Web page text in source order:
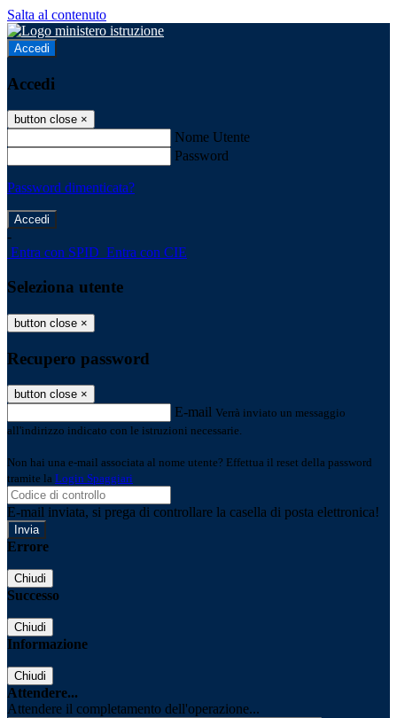
Salta al contenuto
Accedi
Accedi
button close ×
Nome Utente
Password
Password dimenticata?
-
Entra con SPID Entra con CIE
Seleziona utente
button close ×
Recupero password
button close ×
E-mail Verrà inviato un messaggio
all'indirizzo indicato con le istruzioni necessarie.
Non hai una e-mail associata al nome utente? Effettua il reset della password
tramite la Login Spaggiari
E-mail inviata, si prega di controllare la casella di posta elettronica!
Errore
Chiudi
Successo
Chiudi
Informazione
Chiudi
Attendere...
Attendere il completamento dell'operazione...